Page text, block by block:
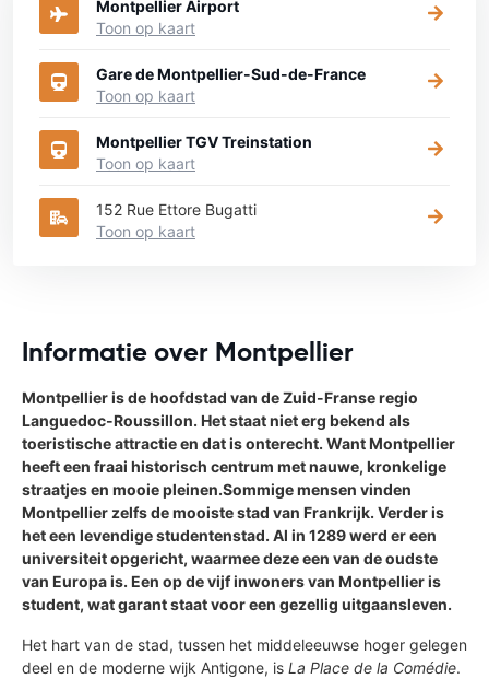
Montpellier Airport
Toon op kaart
Gare de Montpellier-Sud-de-France
Toon op kaart
Montpellier TGV Treinstation
Toon op kaart
152 Rue Ettore Bugatti
Toon op kaart
Informatie over Montpellier
Montpellier is de hoofdstad van de Zuid-Franse regio
Languedoc-Roussillon. Het staat niet erg bekend als
toeristische attractie en dat is onterecht. Want Montpellier
heeft een fraai historisch centrum met nauwe, kronkelige
straatjes en mooie pleinen.Sommige mensen vinden
Montpellier zelfs de mooiste stad van Frankrijk. Verder is
het een levendige studentenstad. Al in 1289 werd er een
universiteit opgericht, waarmee deze een van de oudste
van Europa is. Een op de vijf inwoners van Montpellier is
student, wat garant staat voor een gezellig uitgaansleven.
Het hart van de stad, tussen het middeleeuwse hoger gelegen
deel en de moderne wijk Antigone, is La Place de la Comédie.